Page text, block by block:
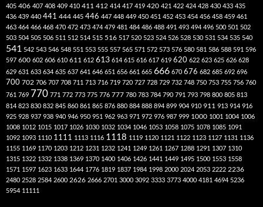
405 406 407 408 409 410 411 412 414 417 419 420 421 422 424 428 430 433 435
436 439 440 441 444 445 446 447 448 449 450 451 452 453 454 456 458 459 461
463 464 466 468 470 472 473 474 479 481 484 486 488 491 493 494 496 500 501 502
503 504 505 506 511 512 514 515 516 517 520 523 524 526 528 530 531 534 535 540
541 542 543 546 548 551 553 555 557 565 571 572 573 576 580 581 586 588 591 596
597 600 602 606 610 611 612 613 614 615 616 617 619 620 622 623 625 626 628
629 631 633 634 635 637 641 646 651 656 661 665 666 670 676 682 685 692 696
700 702 706 707 708 711 713 716 719 720 727 728 729 732 748 750 753 755 756 760
761 769 770 771 772 773 775 776 777 780 783 784 790 791 793 798 800 805 813
814 823 830 832 845 860 861 865 876 880 884 888 894 899 904 910 911 913 914 916
925 928 937 938 940 946 950 951 962 963 971 972 976 987 999 1000 1001 1004 1006
1008 1012 1015 1017 1026 1030 1032 1034 1046 1053 1058 1075 1078 1085 1091
1092 1093 1110 1111 1113 1116 1118 1119 1120 1121 1122 1123 1127 1131 1136
1155 1169 1170 1203 1212 1231 1232 1241 1249 1261 1267 1288 1291 1307 1310
1315 1322 1332 1338 1369 1370 1400 1406 1426 1441 1449 1495 1500 1553 1558
1571 1597 1623 1633 1644 1776 1819 1837 1984 1998 2000 2024 2053 2222 2236
2480 2528 2584 2600 2626 2666 2701 3000 3092 3333 3773 4000 4181 4694 5236
5954 11111